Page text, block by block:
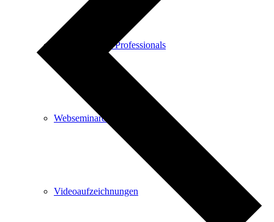
Ausbildung für Professionals
Webseminare und Workshops
Videoaufzeichnungen